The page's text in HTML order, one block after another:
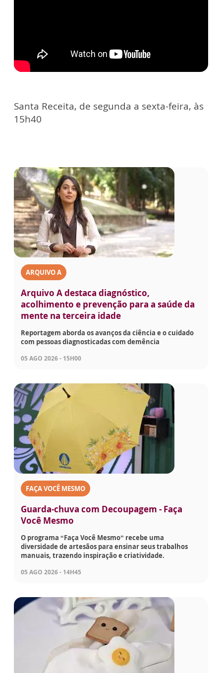
Santa Receita, de segunda a sexta-feira, às
15h40
ARQUIVO A
Arquivo A destaca diagnóstico,
acolhimento e prevenção para a saúde da
mente na terceira idade
Reportagem aborda os avanços da ciência e o cuidado
com pessoas diagnosticadas com demência
05 AGO 2026 - 15H00
FAÇA VOCÊ MESMO
Guarda-chuva com Decoupagem - Faça
Você Mesmo
O programa “Faça Você Mesmo” recebe uma
diversidade de artesãos para ensinar seus trabalhos
manuais, trazendo inspiração e criatividade.
05 AGO 2026 - 14H45